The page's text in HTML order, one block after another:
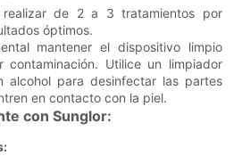
realizar de 2 a 3 tratamientos por
óptimos.
mantener el dispositivo limpio
contaminación. Utilice un limpiador
alcohol para desinfectar las partes
en contacto con la piel.
con Sunglor: